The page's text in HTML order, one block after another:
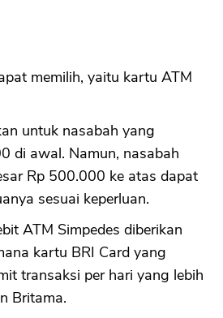
memilih, yaitu kartu ATM
untuk nasabah yang
di awal. Namun, nasabah
Rp 500.000 ke atas dapat
sesuai keperluan.
ATM Simpedes diberikan
kartu BRI Card yang
transaksi per hari yang lebih
Britama.